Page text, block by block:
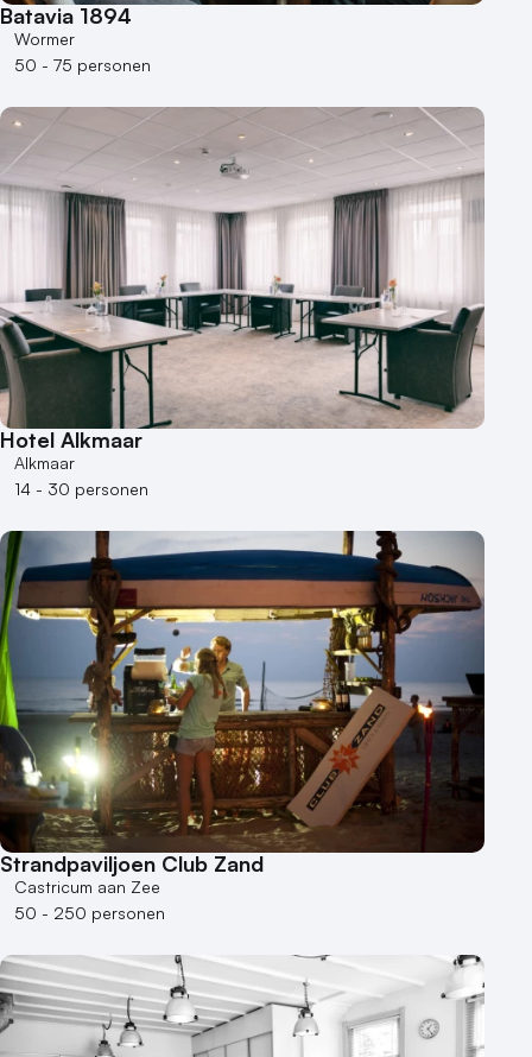
Batavia 1894
Wormer
50 - 75 personen
Hotel Alkmaar
Alkmaar
14 - 30 personen
Strandpaviljoen Club Zand
Castricum aan Zee
50 - 250 personen